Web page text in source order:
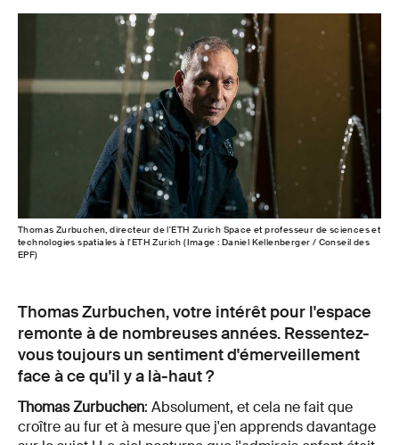
Thomas Zurbuchen, directeur de l'ETH Zurich Space et professeur de sciences et
technologies spatiales à l'ETH Zurich (Image : Daniel Kellenberger / Conseil des
EPF)
Thomas Zurbuchen, votre intérêt pour l'espace
remonte à de nombreuses années. Ressentez-
vous toujours un sentiment d'émerveillement
face à ce qu'il y a là-haut ?
Thomas Zurbuchen: Absolument, et cela ne fait que
croître au fur et à mesure que j'en apprends davantage